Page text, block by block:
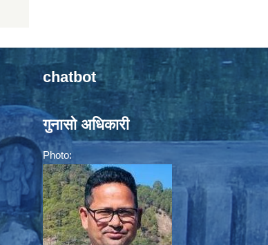
chatbot
गुनासो अधिकारी
Photo: